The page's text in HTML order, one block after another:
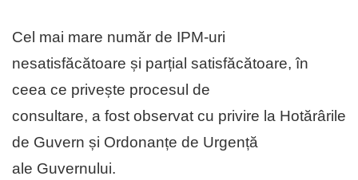
Cel mai mare număr de IPM-uri
nesatisfăcătoare și parțial satisfăcătoare, în
ceea ce privește procesul de
consultare, a fost observat cu privire la Hotărârile
de Guvern și Ordonanțe de Urgență
ale Guvernului.